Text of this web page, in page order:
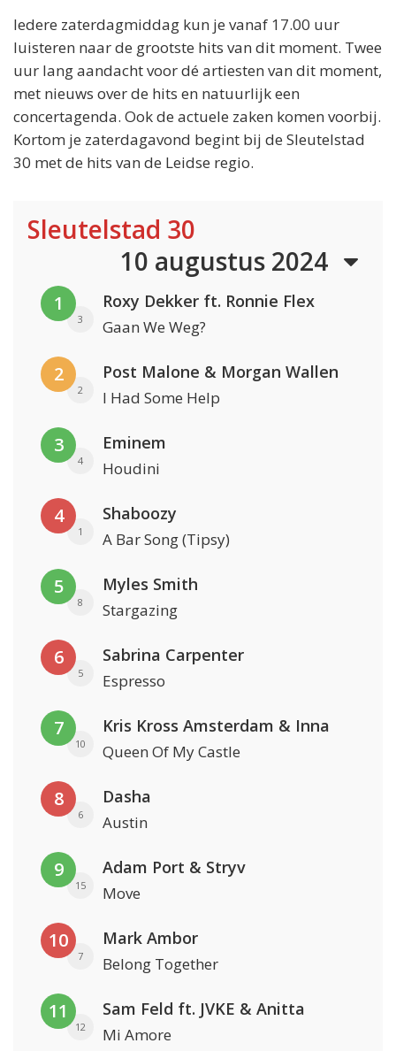
Iedere zaterdagmiddag kun je vanaf 17.00 uur
luisteren naar de grootste hits van dit moment. Twee
uur lang aandacht voor dé artiesten van dit moment,
met nieuws over de hits en natuurlijk een
concertagenda. Ook de actuele zaken komen voorbij.
Kortom je zaterdagavond begint bij de Sleutelstad
30 met de hits van de Leidse regio.
Sleutelstad 30
10 augustus 2024
1
3
Roxy Dekker ft. Ronnie Flex
Gaan We Weg?
2
2
Post Malone & Morgan Wallen
I Had Some Help
3
4
Eminem
Houdini
4
1
Shaboozy
A Bar Song (Tipsy)
5
8
Myles Smith
Stargazing
6
5
Sabrina Carpenter
Espresso
7
10
Kris Kross Amsterdam & Inna
Queen Of My Castle
8
6
Dasha
Austin
9
15
Adam Port & Stryv
Move
10
7
Mark Ambor
Belong Together
11
12
Sam Feld ft. JVKE & Anitta
Mi Amore